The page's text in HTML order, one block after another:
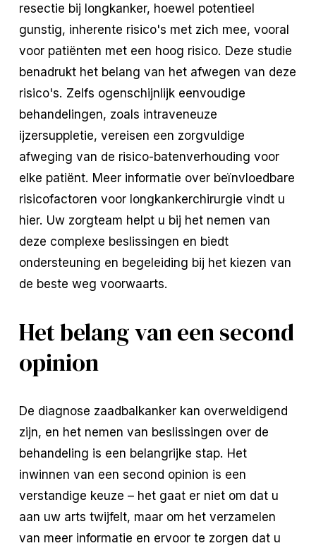
resectie bij longkanker, hoewel potentieel
gunstig, inherente risico's met zich mee, vooral
voor patiënten met een hoog risico. Deze studie
benadrukt het belang van het afwegen van deze
risico's. Zelfs ogenschijnlijk eenvoudige
behandelingen, zoals intraveneuze
ijzersuppletie, vereisen een zorgvuldige
afweging van de risico-batenverhouding voor
elke patiënt. Meer informatie over beïnvloedbare
risicofactoren voor longkankerchirurgie vindt u
hier. Uw zorgteam helpt u bij het nemen van
deze complexe beslissingen en biedt
ondersteuning en begeleiding bij het kiezen van
de beste weg voorwaarts.
Het belang van een second
opinion
De diagnose zaadbalkanker kan overweldigend
zijn, en het nemen van beslissingen over de
behandeling is een belangrijke stap. Het
inwinnen van een second opinion is een
verstandige keuze – het gaat er niet om dat u
aan uw arts twijfelt, maar om het verzamelen
van meer informatie en ervoor te zorgen dat u